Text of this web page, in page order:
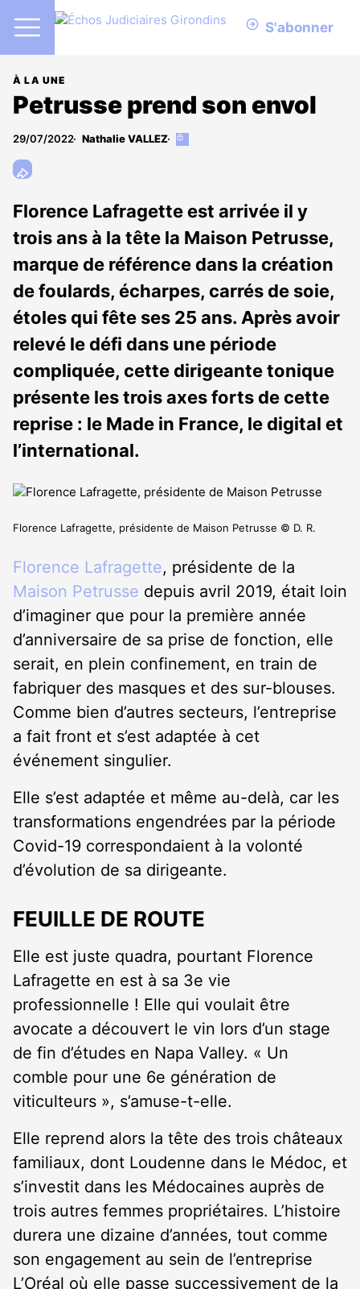
S'abonner
À LA UNE
Petrusse prend son envol
29/07/2022 Nathalie VALLEZ
Cet
abonnés
Florence Lafragette est arrivée il y
trois ans à la tête la Maison Petrusse,
marque de référence dans la création
de foulards, écharpes, carrés de soie,
étoles qui fête ses 25 ans. Après avoir
relevé le défi dans une période
compliquée, cette dirigeante tonique
présente les trois axes forts de cette
reprise : le Made in France, le digital et
l’international.
Florence Lafragette, présidente de Maison Petrusse © D. R.
Florence Lafragette, présidente de la
Maison Petrusse depuis avril 2019, était loin
d’imaginer que pour la première année
d’anniversaire de sa prise de fonction, elle
serait, en plein confinement, en train de
fabriquer des masques et des sur-blouses.
Comme bien d’autres secteurs, l’entreprise
a fait front et s’est adaptée à cet
événement singulier.
Elle s’est adaptée et même au-delà, car les
transformations engendrées par la période
Covid-19 correspondaient à la volonté
d’évolution de sa dirigeante.
FEUILLE DE ROUTE
Elle est juste quadra, pourtant Florence
Lafragette en est à sa 3e vie
professionnelle ! Elle qui voulait être
avocate a découvert le vin lors d’un stage
de fin d’études en Napa Valley. « Un
comble pour une 6e génération de
viticulteurs », s’amuse-t-elle.
Elle reprend alors la tête des trois châteaux
familiaux, dont Loudenne dans le Médoc, et
s’investit dans les Médocaines auprès de
trois autres femmes propriétaires. L’histoire
durera une dizaine d’années, tout comme
son engagement au sein de l’entreprise
L’Oréal où elle passe successivement de la